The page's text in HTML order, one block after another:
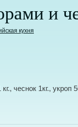
и
кухня
чеснок 1кг., укроп